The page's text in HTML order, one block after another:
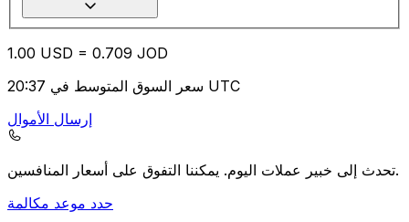
1.00 USD = 0.709 JOD
سعر السوق المتوسط في 20:37 UTC
إرسال الأموال
تحدث إلى خبير عملات اليوم.يمكننا التفوق على أسعار المنافسين.
حدد موعد مكالمة